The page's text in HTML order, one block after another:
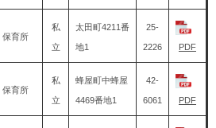
保育所
私
立
太田町4211番
地1
25-
2226 PDF
保育所
私
立
蜂屋町中蜂屋
4469番地1
42-
6061 PDF